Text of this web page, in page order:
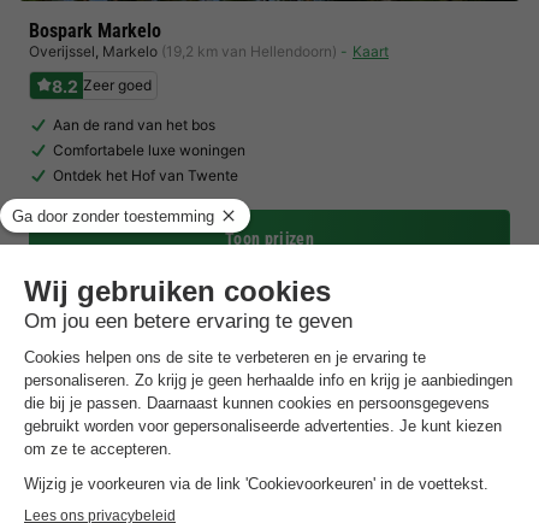
Bospark Markelo
Overijssel, Markelo (19,2 km van Hellendoorn) Kaart
8.2 Zeer goed
Aan de rand van het bos
Comfortabele luxe woningen
Ontdek het Hof van Twente
Toon prijzen